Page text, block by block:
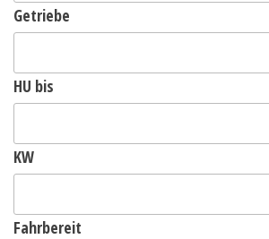
Getriebe
HU bis
KW
Fahrbereit